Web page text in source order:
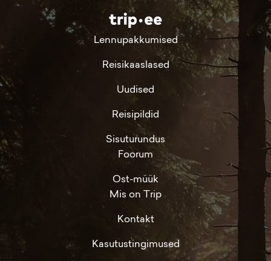
Lennupakkumised
Reisikaaslased
Uudised
Reisipildid
Sisuturundus
Foorum
Ost-müük
Mis on Trip
Kontakt
Kasutustingimused